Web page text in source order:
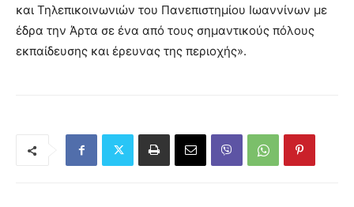
και Τηλεπικοινωνιών του Πανεπιστημίου Ιωαννίνων με
έδρα την Άρτα σε ένα από τους σημαντικούς πόλους
εκπαίδευσης και έρευνας της περιοχής».